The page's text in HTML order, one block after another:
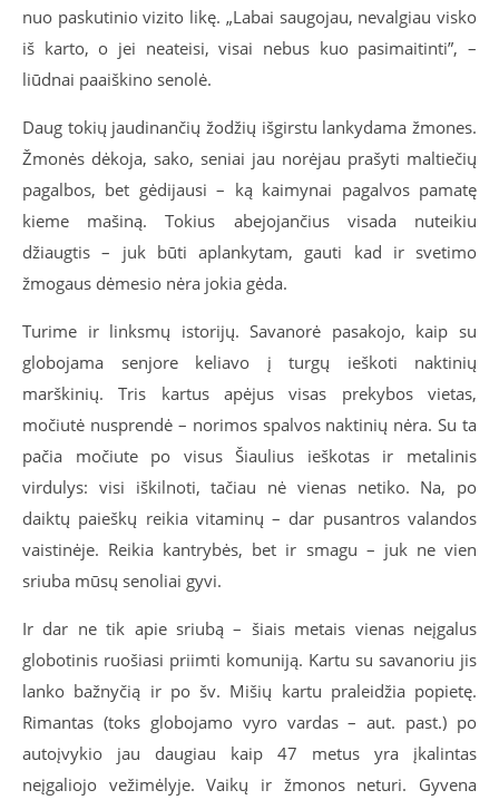
nuo paskutinio vizito likę. „Labai saugojau, nevalgiau visko
iš karto, o jei neateisi, visai nebus kuo pasimaitinti”, –
liūdnai paaiškino senolė.
Daug tokių jaudinančių žodžių išgirstu lankydama žmones.
Žmonės dėkoja, sako, seniai jau norėjau prašyti maltiečių
pagalbos, bet gėdijausi – ką kaimynai pagalvos pamatę
kieme mašiną. Tokius abejojančius visada nuteikiu
džiaugtis – juk būti aplankytam, gauti kad ir svetimo
žmogaus dėmesio nėra jokia gėda.
Turime ir linksmų istorijų. Savanorė pasakojo, kaip su
globojama senjore keliavo į turgų ieškoti naktinių
marškinių. Tris kartus apėjus visas prekybos vietas,
močiutė nusprendė – norimos spalvos naktinių nėra. Su ta
pačia močiute po visus Šiaulius ieškotas ir metalinis
virdulys: visi iškilnoti, tačiau nė vienas netiko. Na, po
daiktų paieškų reikia vitaminų – dar pusantros valandos
vaistinėje. Reikia kantrybės, bet ir smagu – juk ne vien
sriuba mūsų senoliai gyvi.
Ir dar ne tik apie sriubą – šiais metais vienas neįgalus
globotinis ruošiasi priimti komuniją. Kartu su savanoriu jis
lanko bažnyčią ir po šv. Mišių kartu praleidžia popietę.
Rimantas (toks globojamo vyro vardas – aut. past.) po
autoįvykio jau daugiau kaip 47 metus yra įkalintas
neįgaliojo vežimėlyje. Vaikų ir žmonos neturi. Gyvena